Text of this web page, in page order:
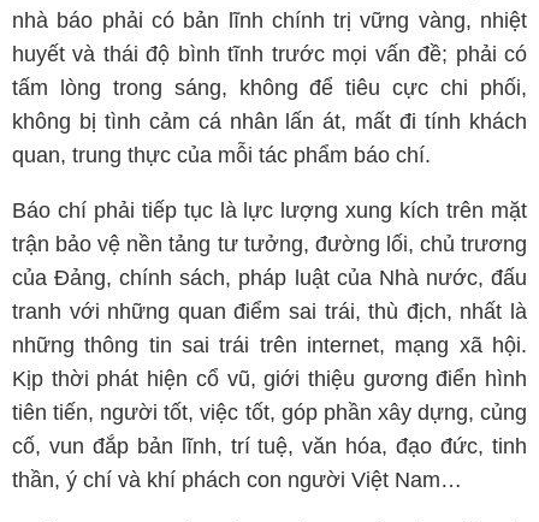
nhà báo phải có bản lĩnh chính trị vững vàng, nhiệt
huyết và thái độ bình tĩnh trước mọi vấn đề; phải có
tấm lòng trong sáng, không để tiêu cực chi phối,
không bị tình cảm cá nhân lấn át, mất đi tính khách
quan, trung thực của mỗi tác phẩm báo chí.
Báo chí phải tiếp tục là lực lượng xung kích trên mặt
trận bảo vệ nền tảng tư tưởng, đường lối, chủ trương
của Ðảng, chính sách, pháp luật của Nhà nước, đấu
tranh với những quan điểm sai trái, thù địch, nhất là
những thông tin sai trái trên internet, mạng xã hội.
Kịp thời phát hiện cổ vũ, giới thiệu gương điển hình
tiên tiến, người tốt, việc tốt, góp phần xây dựng, củng
cố, vun đắp bản lĩnh, trí tuệ, văn hóa, đạo đức, tinh
thần, ý chí và khí phách con người Việt Nam…